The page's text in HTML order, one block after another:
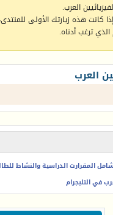
العرب.
كانت هذه زيارتك الأولى
ترغب أدناه.
العرب
المقرارت الدراسية والنشاط
في التليجرام